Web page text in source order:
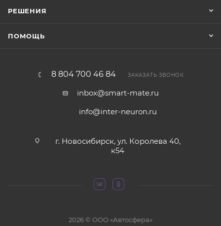
РЕШЕНИЯ
ПОМОЩЬ
8 804 700 46 84 ЗАКАЗАТЬ ЗВОНОК
inbox@smart-mate.ru
info@inter-neuron.ru
г. Новосибирск, ул. Королева 40,
к54
2026 © ООО «Автосфера»